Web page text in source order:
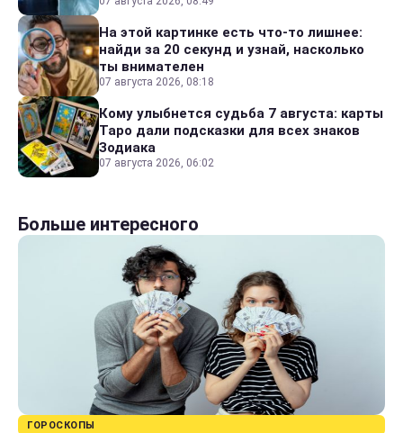
На этой картинке есть что-то лишнее:
найди за 20 секунд и узнай, насколько
ты внимателен
07 августа 2026, 08:18
Кому улыбнется судьба 7 августа: карты
Таро дали подсказки для всех знаков
Зодиака
07 августа 2026, 06:02
Больше интересного
ГОРОСКОПЫ